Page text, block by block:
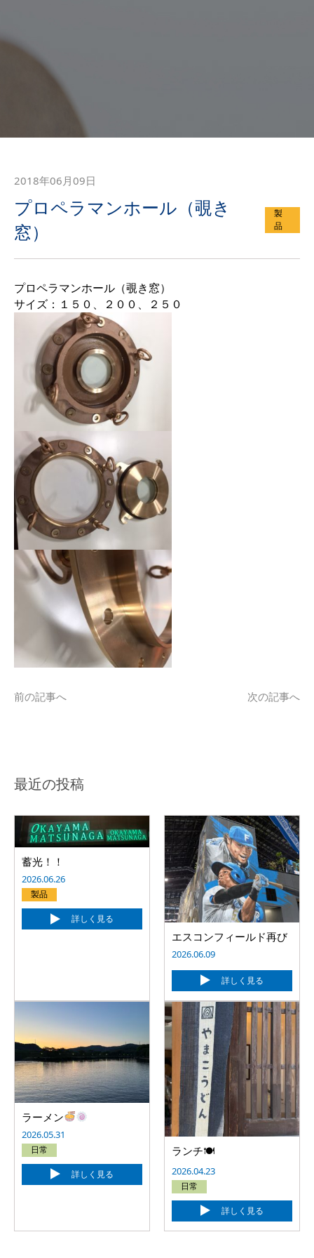
2018年06月09日
プロペラマンホール（覗き
窓）
製
品
プロペラマンホール（覗き窓）
サイズ：１５０、２００、２５０
前の記事へ 次の記事へ
最近の投稿
蓄光！！
2026.06.26
製品
詳しく見る
エスコンフィールド再び
2026.06.09
詳しく見る
ラーメン
2026.05.31
日常
詳しく見る
ランチ🍽
2026.04.23
日常
詳しく見る